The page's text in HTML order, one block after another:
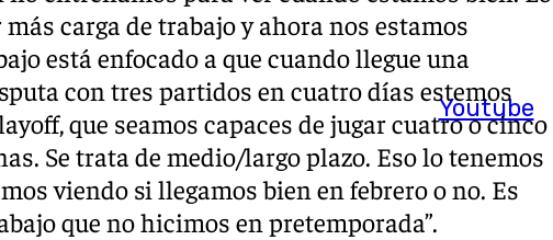
Youtube
más carga de trabajo y ahora nos estamos
está enfocado a que cuando llegue una
con tres partidos en cuatro días estemos
que seamos capaces de jugar cuatro o cinco
Se trata de medio/largo plazo. Eso lo tenemos
viendo si llegamos bien en febrero o no. Es
que no hicimos en pretemporada”.